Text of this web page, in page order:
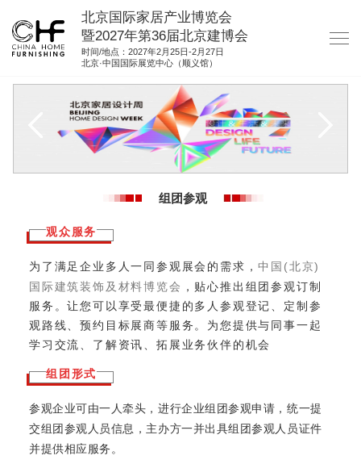
北京国际家居产业博览会
暨2027年第36届北京建博会
时间/地点：2027年2月25日-2月27日
北京·中国国际展览中心（顺义馆）
资料下载
集团展会
参展联络
组团参观
观众服务
为了满足企业多人一同参观展会的需求，中国(北京)
国际建筑装饰及材料博览会 ，贴心推出组团参观订制
服务。让您可以享受最便捷的多人参观登记、定制参
观路线、预约目标展商等服务。为您提供与同事一起
学习交流、了解资讯、拓展业务伙伴的机会
组团形式
参观企业可由一人牵头，进行企业组团参观申请，统一提
交组团参观人员信息，主办方一并出具组团参观人员证件
并提供相应服务。